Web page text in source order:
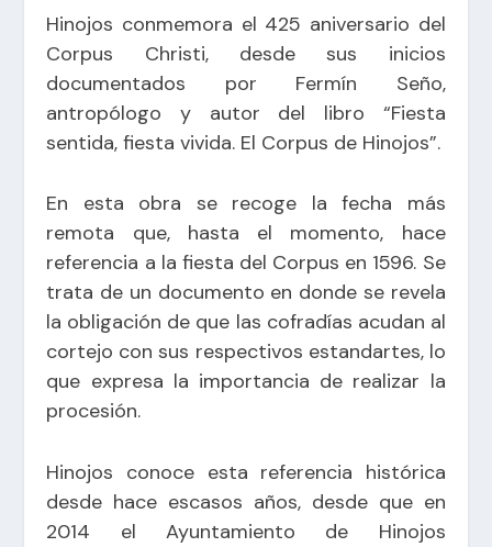
Hinojos conmemora el 425 aniversario del
Corpus Christi, desde sus inicios
documentados por Fermín Seño,
antropólogo y autor del libro “Fiesta
sentida, fiesta vivida. El Corpus de Hinojos”.
En esta obra se recoge la fecha más
remota que, hasta el momento, hace
referencia a la fiesta del Corpus en 1596. Se
trata de un documento en donde se revela
la obligación de que las cofradías acudan al
cortejo con sus respectivos estandartes, lo
que expresa la importancia de realizar la
procesión.
Hinojos conoce esta referencia histórica
desde hace escasos años, desde que en
2014 el Ayuntamiento de Hinojos